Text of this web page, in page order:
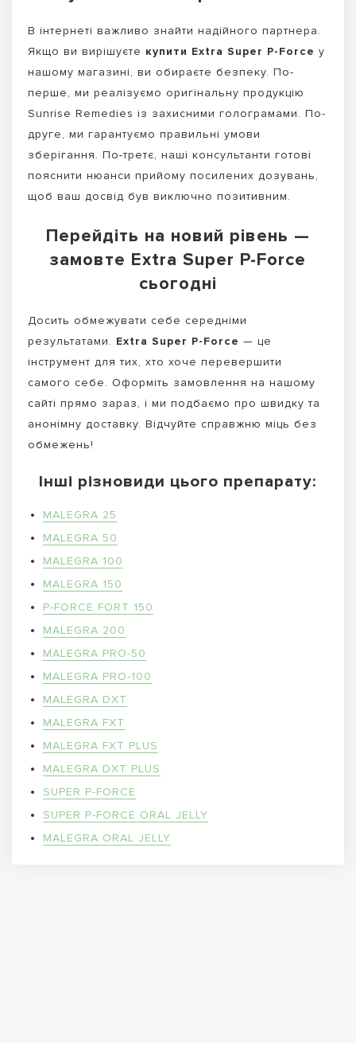
В інтернеті важливо знайти надійного партнера.
Якщо ви вирішуєте купити Extra Super P-Force у
нашому магазині, ви обираєте безпеку. По-
перше, ми реалізуємо оригінальну продукцію
Sunrise Remedies із захисними голограмами. По-
друге, ми гарантуємо правильні умови
зберігання. По-третє, наші консультанти готові
пояснити нюанси прийому посилених дозувань,
щоб ваш досвід був виключно позитивним.
Перейдіть на новий рівень —
замовте Extra Super P-Force
сьогодні
Досить обмежувати себе середніми
результатами. Extra Super P-Force — це
інструмент для тих, хто хоче перевершити
самого себе. Оформіть замовлення на нашому
сайті прямо зараз, і ми подбаємо про швидку та
анонімну доставку. Відчуйте справжню міць без
обмежень!
Інші різновиди цього препарату:
MALEGRA 25
MALEGRA 50
MALEGRA 100
MALEGRA 150
P-FORCE FORT 150
MALEGRA 200
MALEGRA PRO-50
MALEGRA PRO-100
MALEGRA DXT
MALEGRA FXT
MALEGRA FXT PLUS
MALEGRA DXT PLUS
SUPER P-FORCE
SUPER P-FORCE ORAL JELLY
MALEGRA ORAL JELLY